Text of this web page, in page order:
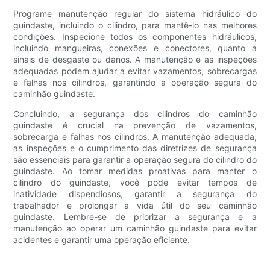
Programe manutenção regular do sistema hidráulico do
guindaste, incluindo o cilindro, para mantê-lo nas melhores
condições. Inspecione todos os componentes hidráulicos,
incluindo mangueiras, conexões e conectores, quanto a
sinais de desgaste ou danos. A manutenção e as inspeções
adequadas podem ajudar a evitar vazamentos, sobrecargas
e falhas nos cilindros, garantindo a operação segura do
caminhão guindaste.
Concluindo, a segurança dos cilindros do caminhão
guindaste é crucial na prevenção de vazamentos,
sobrecarga e falhas nos cilindros. A manutenção adequada,
as inspeções e o cumprimento das diretrizes de segurança
são essenciais para garantir a operação segura do cilindro do
guindaste. Ao tomar medidas proativas para manter o
cilindro do guindaste, você pode evitar tempos de
inatividade dispendiosos, garantir a segurança do
trabalhador e prolongar a vida útil do seu caminhão
guindaste. Lembre-se de priorizar a segurança e a
manutenção ao operar um caminhão guindaste para evitar
acidentes e garantir uma operação eficiente.